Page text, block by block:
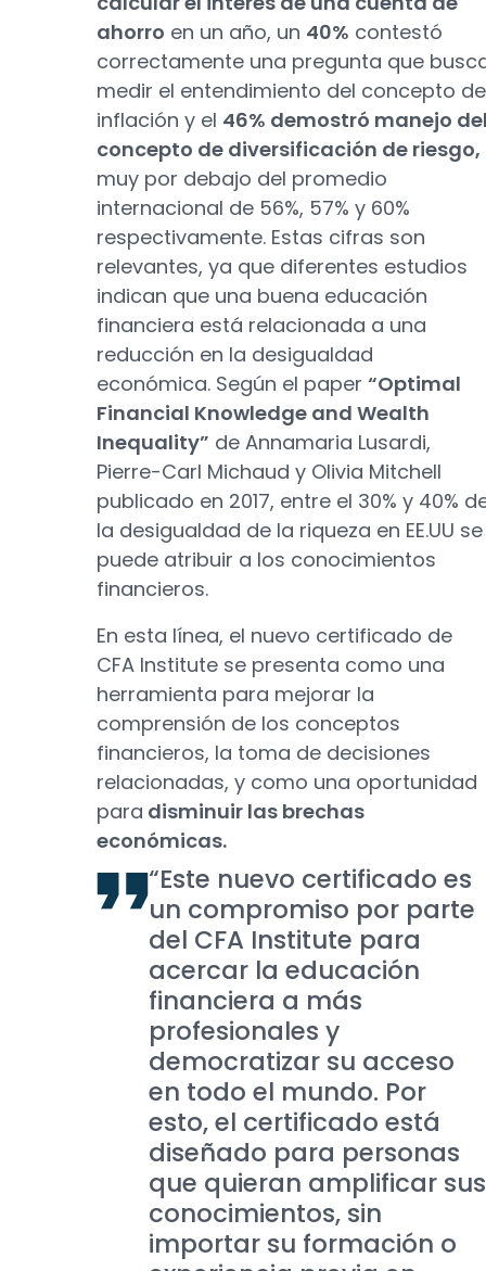
ahorro en un año, un 40% contestó
correctamente una pregunta que
medir el entendimiento del concepto de
inflación y el 46% demostró manejo
concepto de diversificación de riesgo,
muy por debajo del promedio
internacional de 56%, 57% y 60%
respectivamente. Estas cifras son
relevantes, ya que diferentes estudios
indican que una buena educación
financiera está relacionada a una
reducción en la desigualdad
económica. Según el paper “Optimal
Financial Knowledge and Wealth
Inequality” de Annamaria Lusardi,
Pierre-Carl Michaud y Olivia Mitchell
publicado en 2017, entre el 30% y 40%
la desigualdad de la riqueza en EE.UU se
puede atribuir a los conocimientos
financieros.
En esta línea, el nuevo certificado de
CFA Institute se presenta como una
herramienta para mejorar la
comprensión de los conceptos
financieros, la toma de decisiones
relacionadas, y como una oportunidad
para disminuir las brechas
económicas.
“Este nuevo certificado es
un compromiso por parte
del CFA Institute para
acercar la educación
financiera a más
profesionales y
democratizar su acceso
en todo el mundo. Por
esto, el certificado está
diseñado para personas
que quieran amplificar sus
conocimientos, sin
importar su formación o